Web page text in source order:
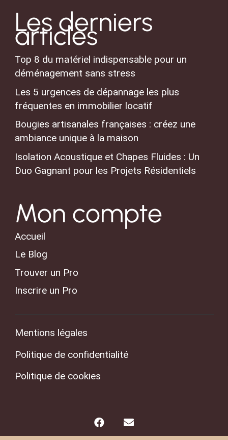
Les derniers
articles
Top 8 du matériel indispensable pour un
déménagement sans stress
Les 5 urgences de dépannage les plus
fréquentes en immobilier locatif
Bougies artisanales françaises : créez une
ambiance unique à la maison
Isolation Acoustique et Chapes Fluides : Un
Duo Gagnant pour les Projets Résidentiels
Mon compte
Accueil
Le Blog
Trouver un Pro
Inscrire un Pro
Mentions légales
Politique de confidentialité
Politique de cookies